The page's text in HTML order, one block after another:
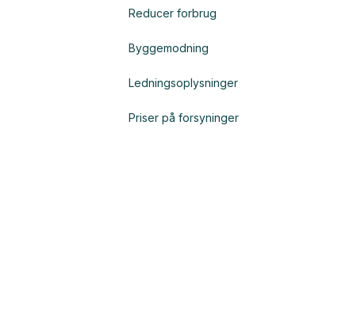
Reducer forbrug
Byggemodning
Ledningsoplysninger
Priser på forsyninger